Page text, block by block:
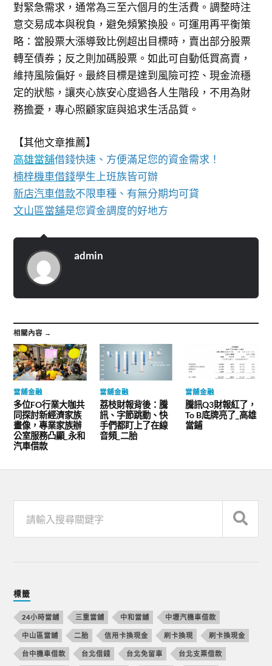
對緊急需求，通常為三至六個月的生活費。調整時注
意交易成本與稅負，避免頻繁換股。可運用再平衡策
略：當股票大漲導致比例超出目標時，賣出部分股票
轉至債券；反之則加碼股票。如此可自動低買高賣，
維持風險偏好。最終目標是達到風險可控、現金流穩
定的狀態，讓夾心族安心度過各人生階段，不用為財
務擔憂，專心照顧家庭與追求生活品質。
【其他文章推薦】
高雄當舖借錢快速、方便滿足您的資金需求！
楠梓機車借錢學生上班族皆可辦
新店汽車借款不限車種、有無分期均可貸
文山區當舖是您資金調度的好地方
admin
相關內容 →
當舖金融
多位FO行業大咖共
同探討新經濟家族
畫像，專業家族辦
公室服務凸顯_永和
汽車借款
當舖金融
荔枝財報背後：騰
訊、字節跳動、快
手們都盯上了在線
音頻_二胎
當舖金融
騰訊Q3財報紅了，
To B底牌亮了_高雄
當鋪
標籤
24小時當舖 三重當舖 中和當舖 中壢汽機車借款
中山區當舖 二胎 信用卡換現金 刷卡換現 刷卡換現金
台中機車借款 台北借錢 台北免留車 台北支票借款